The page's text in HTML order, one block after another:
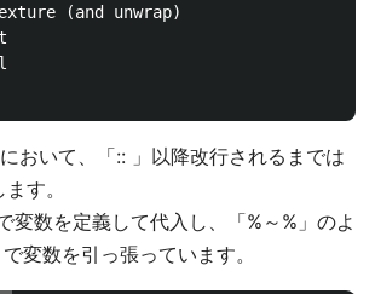
(and unwrap)
おいて、「:: 」以降改行されるまでは
す。
変数を定義して代入し、「%～%」のよ
変数を引っ張っています。